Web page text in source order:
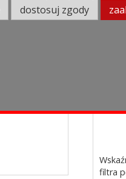
filtra
dostosuj zgody